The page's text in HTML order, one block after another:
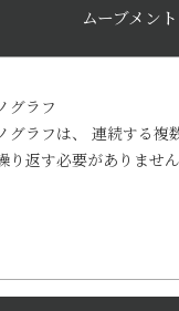
ムーブメン
グラフ
グラフは、 連続する複
返す必要がありません